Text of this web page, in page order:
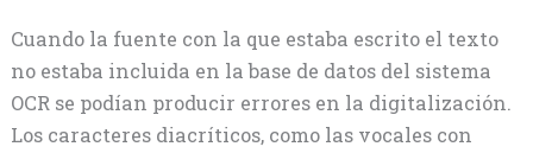
Cuando la fuente con la que estaba escrito el texto
no estaba incluida en la base de datos del sistema
OCR se podían producir errores en la digitalización.
Los caracteres diacríticos, como las vocales con